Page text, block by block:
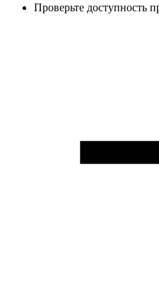
Проверьте доступность